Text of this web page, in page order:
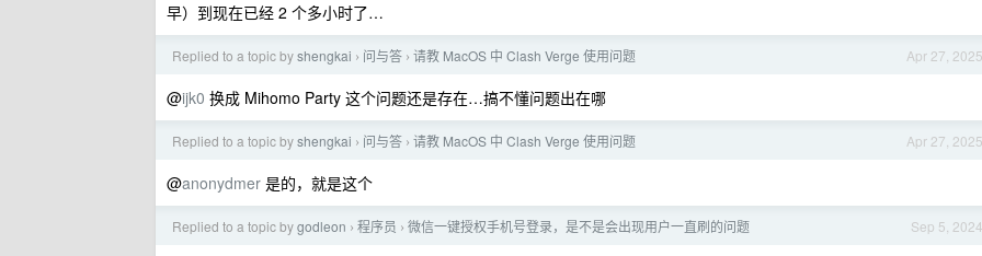
早）到现在已经 2 个多小时了…
Apr 27, 2025
Replied to a topic byshengkai › 问与答 › 请教 MacOS 中 Clash Verge 使用问题
@ijk0 换成 Mihomo Party 这个问题还是存在…搞不懂问题出在哪
Apr 27, 2025
Replied to a topic byshengkai › 问与答 › 请教 MacOS 中 Clash Verge 使用问题
@anonydmer 是的，就是这个
Sep 5, 2024
Replied to a topic bygodleon › 程序员 › 微信一键授权手机号登录，是不是会出现用户一直刷的问题